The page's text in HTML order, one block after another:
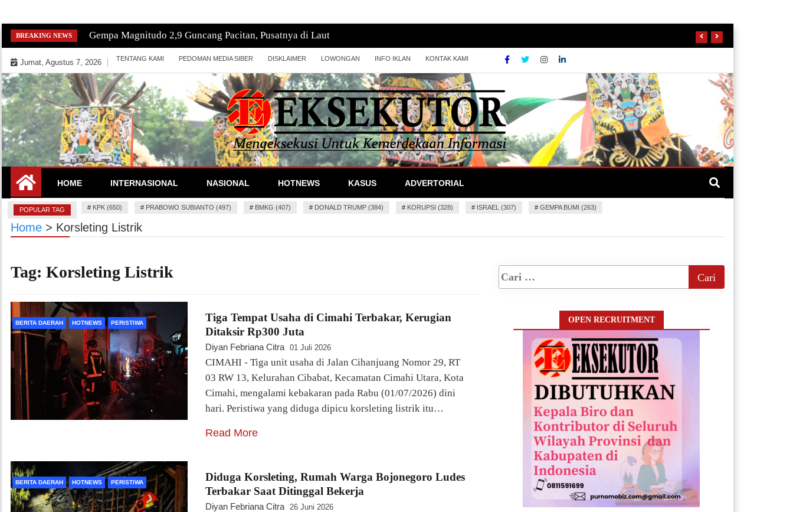
Skip
to
content
BREAKING NEWS Gempa Magnitudo 3,1 Guncang Barat Laut Tambrauw, Belum Ada Laporan Kerusakan
Jumat, Agustus 7, 2026 TENTANG KAMI PEDOMAN MEDIA SIBER DISKLAIMER LOWONGAN INFO IKLAN KONTAK KAMI
EKSEKUTOR
Mengeksekusi Berita Untuk Kemerdekaan dan Keadilan Informasi
HOME INTERNASIONAL NASIONAL HOTNEWS KASUS ADVERTORIAL
POPULAR TAG # KPK (650) # PRABOWO SUBIANTO (497) # BMKG (407) # DONALD TRUMP (384) # KORUPSI (328) # ISRAEL (307) # GEMPA BUMI (263)
Home > Korsleting Listrik
Tag: Korsleting Listrik
BERITA DAERAH HOTNEWS PERISTIWA
Tiga Tempat Usaha di Cimahi Terbakar, Kerugian
Ditaksir Rp300 Juta
Diyan Febriana Citra 01 Juli 2026
CIMAHI - Tiga unit usaha di Jalan Cihanjuang Nomor 29, RT
03 RW 13, Kelurahan Cibabat, Kecamatan Cimahi Utara, Kota
Cimahi, mengalami kebakaran pada Rabu (01/07/2026) dini
hari. Peristiwa yang diduga dipicu korsleting listrik itu…
Read More
BERITA DAERAH HOTNEWS PERISTIWA
Diduga Korsleting, Rumah Warga Bojonegoro Ludes
Terbakar Saat Ditinggal Bekerja
Diyan Febriana Citra 26 Juni 2026
OPEN RECRUITMENT